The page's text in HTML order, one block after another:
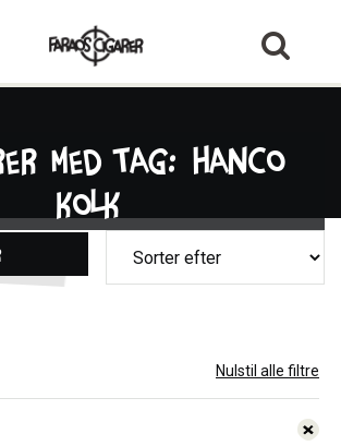
med tag: Hanco
Kolk
Nulstil alle filtre